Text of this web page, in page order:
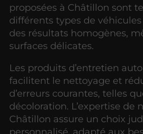
proposées à Châtillon sont
différents types de
des résultats homogènes,
surfaces délicates.
Les produits d’entretien
facilitent le nettoyage et
d’erreurs courantes, telles
décoloration. L’expertise de
Châtillon assure un choix